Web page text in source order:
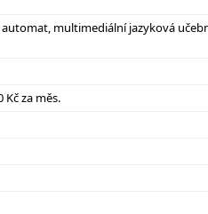
multimediální jazyková
Kč za měs.